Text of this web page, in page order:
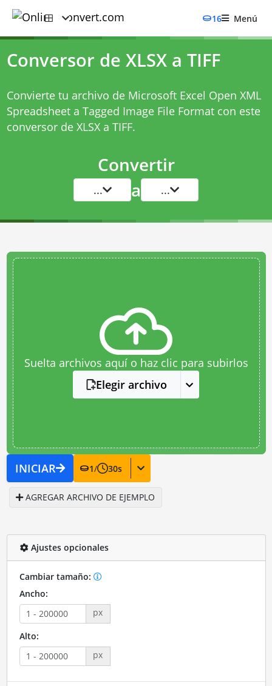
16 Menú
Conversor de XLSX a TIFF
Convierte tu archivo de Microsoft Excel Open XML
Spreadsheet a Tagged Image File Format con este
conversor de XLSX a TIFF.
Convertir
... a ...
Suelta archivos aquí o haz clic para subirlos
Elegir archivo
INICIAR 1/ 30s
AGREGAR ARCHIVO DE EJEMPLO
Ajustes opcionales
Cambiar tamaño:
Ancho:
px
Alto:
px